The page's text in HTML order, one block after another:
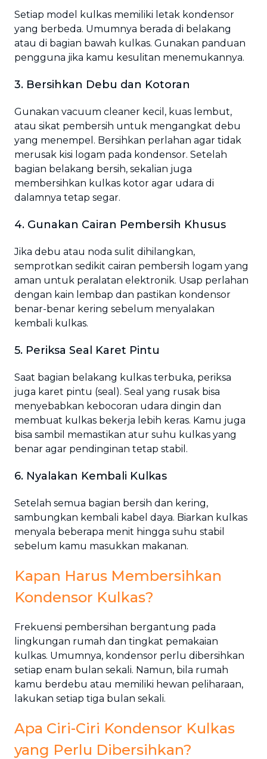
Setiap model kulkas memiliki letak kondensor
yang berbeda. Umumnya berada di belakang
atau di bagian bawah kulkas. Gunakan panduan
pengguna jika kamu kesulitan menemukannya.
3. Bersihkan Debu dan Kotoran
Gunakan vacuum cleaner kecil, kuas lembut,
atau sikat pembersih untuk mengangkat debu
yang menempel. Bersihkan perlahan agar tidak
merusak kisi logam pada kondensor. Setelah
bagian belakang bersih, sekalian juga
membersihkan kulkas kotor agar udara di
dalamnya tetap segar.
4. Gunakan Cairan Pembersih Khusus
Jika debu atau noda sulit dihilangkan,
semprotkan sedikit cairan pembersih logam yang
aman untuk peralatan elektronik. Usap perlahan
dengan kain lembap dan pastikan kondensor
benar-benar kering sebelum menyalakan
kembali kulkas.
5. Periksa Seal Karet Pintu
Saat bagian belakang kulkas terbuka, periksa
juga karet pintu (seal). Seal yang rusak bisa
menyebabkan kebocoran udara dingin dan
membuat kulkas bekerja lebih keras. Kamu juga
bisa sambil memastikan atur suhu kulkas yang
benar agar pendinginan tetap stabil.
6. Nyalakan Kembali Kulkas
Setelah semua bagian bersih dan kering,
sambungkan kembali kabel daya. Biarkan kulkas
menyala beberapa menit hingga suhu stabil
sebelum kamu masukkan makanan.
Kapan Harus Membersihkan
Kondensor Kulkas?
Frekuensi pembersihan bergantung pada
lingkungan rumah dan tingkat pemakaian
kulkas. Umumnya, kondensor perlu dibersihkan
setiap enam bulan sekali. Namun, bila rumah
kamu berdebu atau memiliki hewan peliharaan,
lakukan setiap tiga bulan sekali.
Apa Ciri-Ciri Kondensor Kulkas
yang Perlu Dibersihkan?